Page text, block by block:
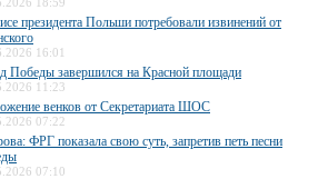
президента Польши потребовали извинений от
16:01
Победы завершился на Красной площади
11:23
венков от Секретариата ШОС
07:22
ФРГ показала свою суть, запретив петь песни
07:10